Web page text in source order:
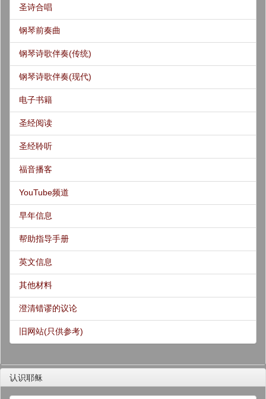
圣诗合唱
钢琴前奏曲
钢琴诗歌伴奏(传统)
钢琴诗歌伴奏(现代)
电子书籍
圣经阅读
圣经聆听
福音播客
YouTube频道
早年信息
帮助指导手册
英文信息
其他材料
澄清错谬的议论
旧网站(只供参考)
认识耶稣